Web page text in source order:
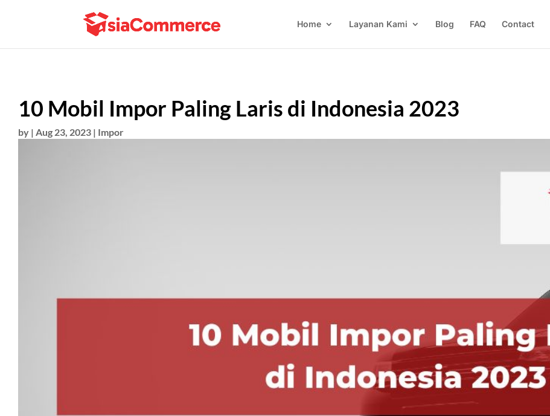
Home Layanan Kami Blog FAQ Contact
10 Mobil Impor Paling Laris di Indonesia 2023
by | Aug 23, 2023 | Impor